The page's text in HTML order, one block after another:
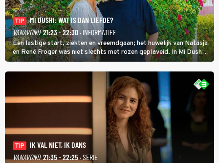
TIP
MI DUSHI: WAT IS DAN LIEFDE?
VANAVOND 21:23 - 22:30 · INFORMATIEF
Een lastige start, ziekten en vreemdgaan; het huwelijk van Natasja
en René Froger was niet slechts met rozen geplaveid. In Mi Dushi:
Wat Is Dan Liefde? neemt Wilfred Genee het showbizzkoppel mee
uit vissen om het over de liefde te hebben.
TIP
IK VAL NIET, IK DANS
VANAVOND 21:35 - 22:25· SERIE